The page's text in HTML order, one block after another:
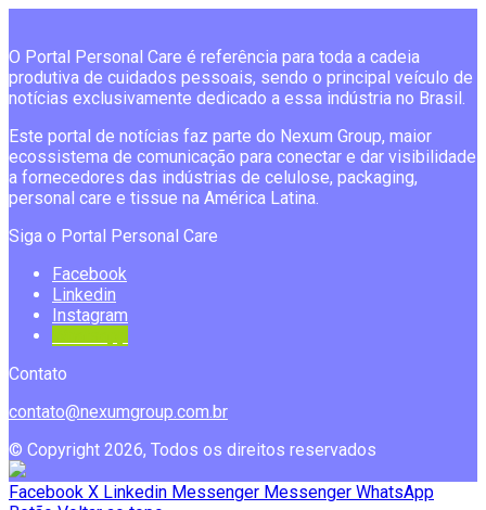
O Portal Personal Care é referência para toda a cadeia
produtiva de cuidados pessoais, sendo o principal veículo de
notícias exclusivamente dedicado a essa indústria no Brasil.
Este portal de notícias faz parte do Nexum Group, maior
ecossistema de comunicação para conectar e dar visibilidade
a fornecedores das indústrias de celulose, packaging,
personal care e tissue na América Latina.
Siga o Portal Personal Care
Facebook
Linkedin
Instagram
Contato
contato@nexumgroup.com.br
© Copyright 2026, Todos os direitos reservados
Facebook X Linkedin Messenger Messenger WhatsApp